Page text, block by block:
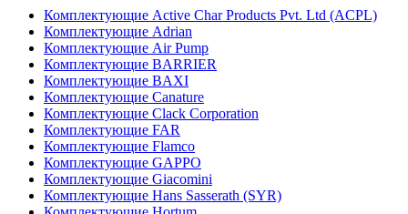
Комплектующие Active Char Products Pvt. Ltd (ACPL)
Комплектующие Adrian
Комплектующие Air Pump
Комплектующие BARRIER
Комплектующие BAXI
Комплектующие Canature
Комплектующие Clack Corporation
Комплектующие FAR
Комплектующие Flamco
Комплектующие GAPPO
Комплектующие Giacomini
Комплектующие Hans Sasserath (SYR)